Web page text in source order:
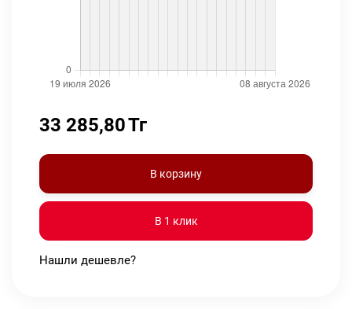
33 285,80Тг
В корзину
В 1 клик
Нашли дешевле?